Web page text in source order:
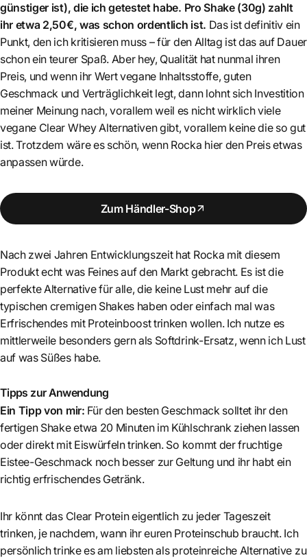
günstiger ist), die ich getestet habe. Pro Shake (30g) zahlt
ihr etwa 2,50€, was schon ordentlich ist. Das ist definitiv ein
Punkt, den ich kritisieren muss – für den Alltag ist das auf Dauer
schon ein teurer Spaß. Aber hey, Qualität hat nunmal ihren
Preis, und wenn ihr Wert vegane Inhaltsstoffe, guten
Geschmack und Verträglichkeit legt, dann lohnt sich Investition
meiner Meinung nach, vorallem weil es nicht wirklich viele
vegane Clear Whey Alternativen gibt, vorallem keine die so gut
ist. Trotzdem wäre es schön, wenn Rocka hier den Preis etwas
anpassen würde.
Zum Händler-Shop
Nach zwei Jahren Entwicklungszeit hat Rocka mit diesem
Produkt echt was Feines auf den Markt gebracht. Es ist die
perfekte Alternative für alle, die keine Lust mehr auf die
typischen cremigen Shakes haben oder einfach mal was
Erfrischendes mit Proteinboost trinken wollen. Ich nutze es
mittlerweile besonders gern als Softdrink-Ersatz, wenn ich Lust
auf was Süßes habe.
Tipps zur Anwendung
Ein Tipp von mir: Für den besten Geschmack solltet ihr den
fertigen Shake etwa 20 Minuten im Kühlschrank ziehen lassen
oder direkt mit Eiswürfeln trinken. So kommt der fruchtige
Eistee-Geschmack noch besser zur Geltung und ihr habt ein
richtig erfrischendes Getränk.
Ihr könnt das Clear Protein eigentlich zu jeder Tageszeit
trinken, je nachdem, wann ihr euren Proteinschub braucht. Ich
persönlich trinke es am liebsten als proteinreiche Alternative zu